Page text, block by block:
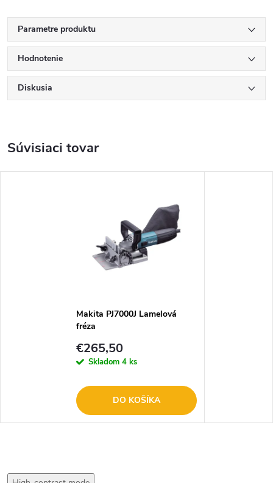
Parametre produktu
Hodnotenie
Diskusia
Súvisiaci tovar
Makita PJ7000J Lamelová
fréza
€265,50
Skladom 4 ks
DO KOŠÍKA